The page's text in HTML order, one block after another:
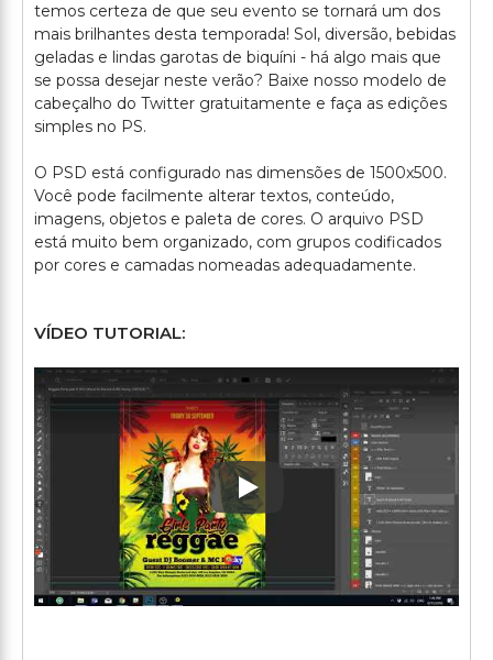
temos certeza de que seu evento se tornará um dos
mais brilhantes desta temporada! Sol, diversão, bebidas
geladas e lindas garotas de biquíni - há algo mais que
se possa desejar neste verão? Baixe nosso modelo de
cabeçalho do Twitter gratuitamente e faça as edições
simples no PS.
O PSD está configurado nas dimensões de 1500x500.
Você pode facilmente alterar textos, conteúdo,
imagens, objetos e paleta de cores. O arquivo PSD
está muito bem organizado, com grupos codificados
VÍDEO TUTORIAL:
Play: Keynote (Google I/O